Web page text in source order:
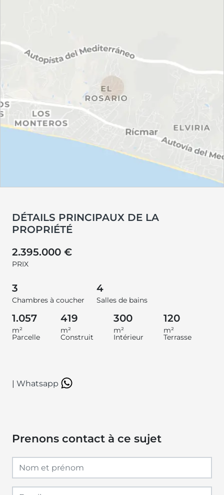
DÉTAILS PRINCIPAUX DE LA
PROPRIÉTÉ
2.395.000 €
PRIX
3
Chambres à coucher
4
Salles de bains
1.057
m²
Parcelle
419
m²
Construit
300
m²
Intérieur
120
m²
Terrasse
| Whatsapp
Prenons contact à ce sujet